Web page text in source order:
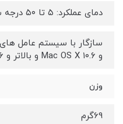
دمای عملکرد: ۵ تا ۵۰ درجه سانتی گراد دارای قفل بازشونده
و Mac OS X ۱۰.۶ و بالاتر و Linux Kernel ۲.۶ و بالاتر
وزن
69گرم